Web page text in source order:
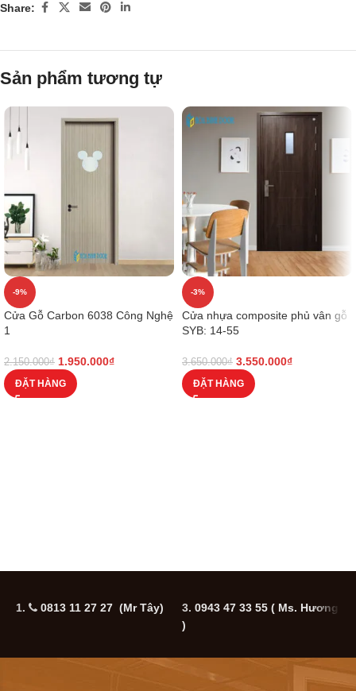
Share:
Sản phẩm tương tự
-9%
Cửa Gỗ Carbon 6038 Công Nghệ
1
2.150.000₫ 1.950.000₫
ĐẶT HÀNG
-3%
Cửa nhựa composite phủ vân gỗ
SYB: 14-55
3.650.000₫ 3.550.000₫
ĐẶT HÀNG
1. 0813 11 27 27 (Mr Tây) 3. 0943 47 33 55 ( Ms. Hương
)